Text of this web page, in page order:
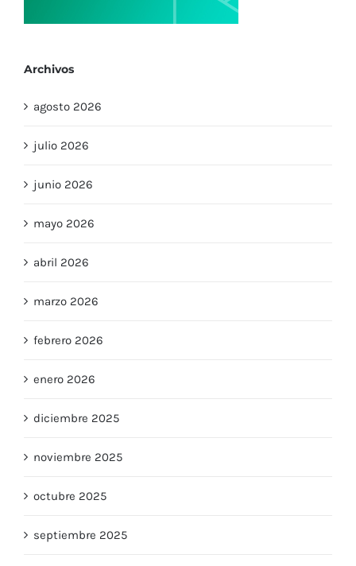
Archivos
agosto 2026
julio 2026
junio 2026
mayo 2026
abril 2026
marzo 2026
febrero 2026
enero 2026
diciembre 2025
noviembre 2025
octubre 2025
septiembre 2025